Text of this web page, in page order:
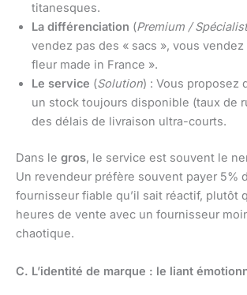
titanesques.
La différenciation (Premium /
vendez pas des « sacs », vous
fleur made in France ».
Le service (Solution) : Vous proposez
un stock toujours disponible (taux de
des délais de livraison ultra-courts.
Dans le gros, le service est souvent le
Un revendeur préfère souvent payer 5%
fournisseur fiable qu’il sait réactif, plutôt
heures de vente avec un fournisseur
chaotique.
C. L’identité de marque : le liant